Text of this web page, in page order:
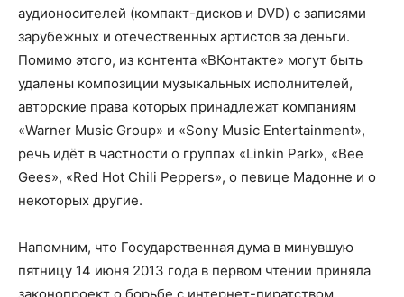
аудионосителей (компакт-дисков и DVD) с записями
зарубежных и отечественных артистов за деньги.
Помимо этого, из контента «ВКонтакте» могут быть
удалены композиции музыкальных исполнителей,
авторские права которых принадлежат компаниям
«Warner Music Group» и «Sony Music Entertainment»,
речь идёт в частности о группах «Linkin Park», «Bee
Gees», «Red Hot Chili Peppers», о певице Мадонне и о
некоторых другие.
Напомним, что Государственная дума в минувшую
пятницу 14 июня 2013 года в первом чтении приняла